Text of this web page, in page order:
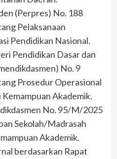
(Perpres) No. 188
Pelaksanaan
Pendidikan Nasional.
Pendidikan Dasar dan
No. 9
Prosedur Operasional
Akademik.
No. 95/M/2025
Sekolah/Madrasah
Akademik.
berdasarkan Rapat